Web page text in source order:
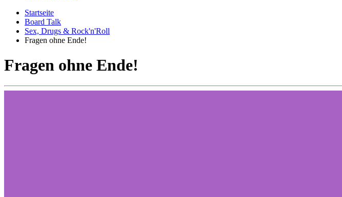
Startseite
Board Talk
Sex, Drugs & Rock'n'Roll
Fragen ohne Ende!
Fragen ohne Ende!